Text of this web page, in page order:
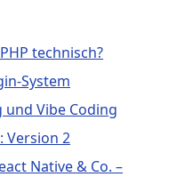
technisch?
System
und Vibe Coding
Version 2
Native & Co. –